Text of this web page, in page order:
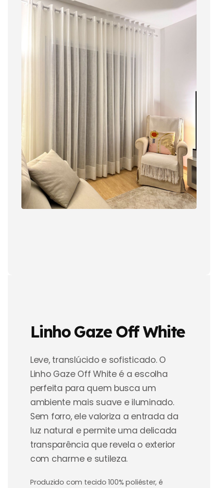
Linho Gaze Off White
Leve, translúcido e sofisticado. O
Linho Gaze Off White é a escolha
perfeita para quem busca um
ambiente mais suave e iluminado.
Sem forro, ele valoriza a entrada da
luz natural e permite uma delicada
transparência que revela o exterior
com charme e sutileza.
Produzido com tecido 100% poliéster, é